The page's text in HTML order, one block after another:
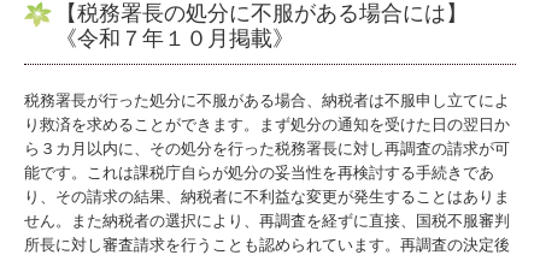
【税務署長の処分に不服がある場合には】
《令和７年１０月掲載》
税務署長が行った処分に不服がある場合、納税者は不服申し立てによ
り救済を求めることができます。まず処分の通知を受けた日の翌日か
ら３カ月以内に、その処分を行った税務署長に対し再調査の請求が可
能です。これは課税庁自らが処分の妥当性を再検討する手続きであ
り、その請求の結果、納税者に不利益な変更が発生することはありま
せん。また納税者の選択により、再調査を経ずに直接、国税不服審判
所長に対し審査請求を行うことも認められています。再調査の決定後